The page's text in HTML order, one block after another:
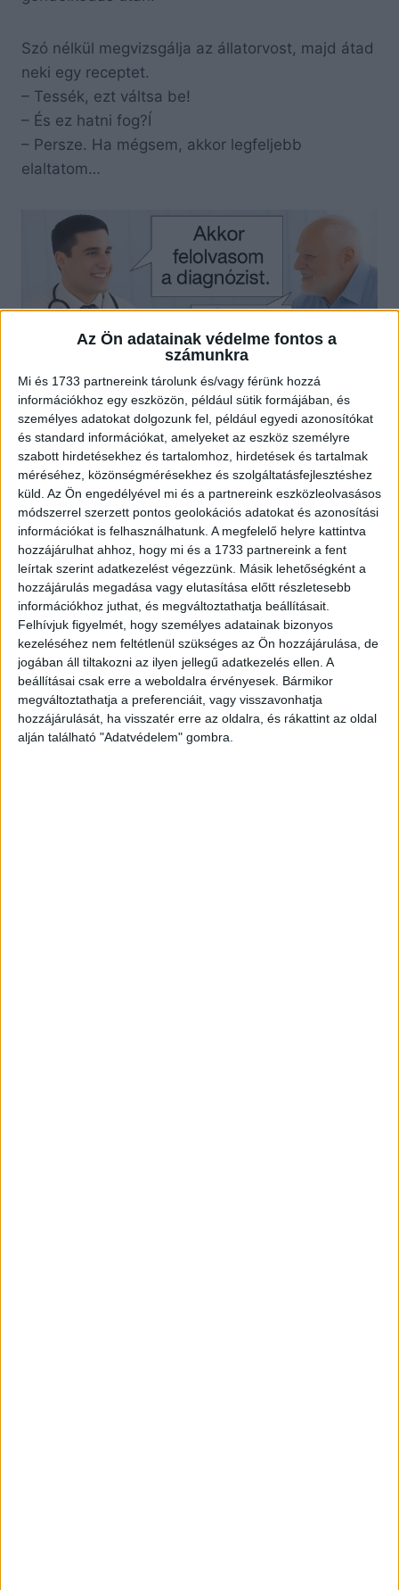
Az Ön adatainak védelme fontos a
számunkra
Mi és 1733 partnereink tárolunk és/vagy férünk hozzá
információkhoz egy eszközön, például sütik formájában, és
személyes adatokat dolgozunk fel, például egyedi azonosítókat
és standard információkat, amelyeket az eszköz személyre
szabott hirdetésekhez és tartalomhoz, hirdetések és tartalmak
méréséhez, közönségmérésekhez és szolgáltatásfejlesztéshez
küld. Az Ön engedélyével mi és a partnereink eszközleolvasásos
módszerrel szerzett pontos geolokációs adatokat és azonosítási
információkat is felhasználhatunk. A megfelelő helyre kattintva
hozzájárulhat ahhoz, hogy mi és a 1733 partnereink a fent
leírtak szerint adatkezelést végezzünk. Másik lehetőségként a
hozzájárulás megadása vagy elutasítása előtt részletesebb
információkhoz juthat, és megváltoztathatja beállításait.
Felhívjuk figyelmét, hogy személyes adatainak bizonyos
kezeléséhez nem feltétlenül szükséges az Ön hozzájárulása, de
jogában áll tiltakozni az ilyen jellegű adatkezelés ellen. A
beállításai csak erre a weboldalra érvényesek. Bármikor
megváltoztathatja a preferenciáit, vagy visszavonhatja
hozzájárulását, ha visszatér erre az oldalra, és rákattint az oldal
alján található "Adatvédelem" gombra.
Szó nélkül megvizsgálja az állatorvost, majd átad
neki egy receptet.
– Tessék, ezt váltsa be!
– És ez hatni fog?Í
– Persze. Ha mégsem, akkor legfeljebb
elaltatom…